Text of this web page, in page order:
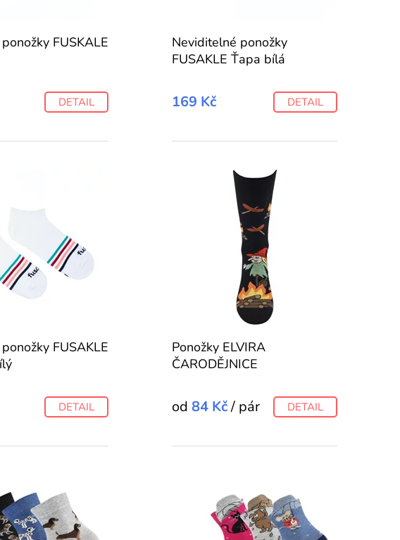
FUSKALE
DETAIL
Neviditelné ponožky
FUSAKLE Ťapa bílá
169 Kč DETAIL
FUSAKLE
DETAIL
Ponožky ELVIRA
ČARODĚJNICE
od 84 Kč/ pár DETAIL